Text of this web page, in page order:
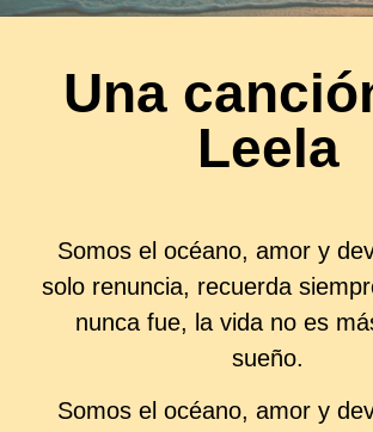
Una
Leela
Somos el océano, amor y
solo renuncia, recuerda
nunca fue, la vida no es
sueño.
Somos el océano, amor y